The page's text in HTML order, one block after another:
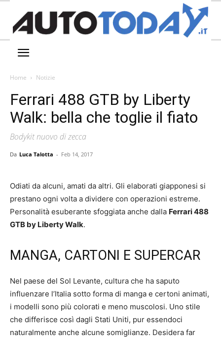
Home Notizie
Ferrari 488 GTB by Liberty
Walk: bella che toglie il fiato
Bodykit nuovo di zecca
Da Luca Talotta - Feb 14, 2017
Odiati da alcuni, amati da altri. Gli elaborati giapponesi si
prestano ogni volta a dividere con operazioni estreme.
Personalità esuberante sfoggiata anche dalla Ferrari 488
GTB by Liberty Walk.
MANGA, CARTONI E SUPERCAR
Nel paese del Sol Levante, cultura che ha saputo
influenzare l’Italia sotto forma di manga e certoni animati,
i modelli sono più colorati e meno muscolosi. Uno stile
che differisce così dagli Stati Uniti, pur essendoci
naturalmente anche alcune somiglianze. Desidera far